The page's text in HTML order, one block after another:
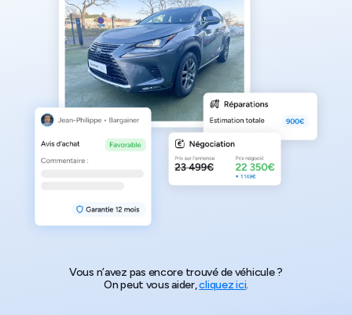
Vous n’avez pas encore trouvé de véhicule ?
On peut vous aider,cliquez ici.